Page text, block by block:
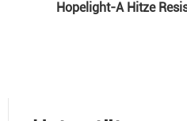
Hopelight-A Hitze